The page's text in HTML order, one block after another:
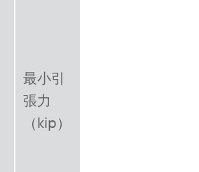
最小引
張力
（kip）